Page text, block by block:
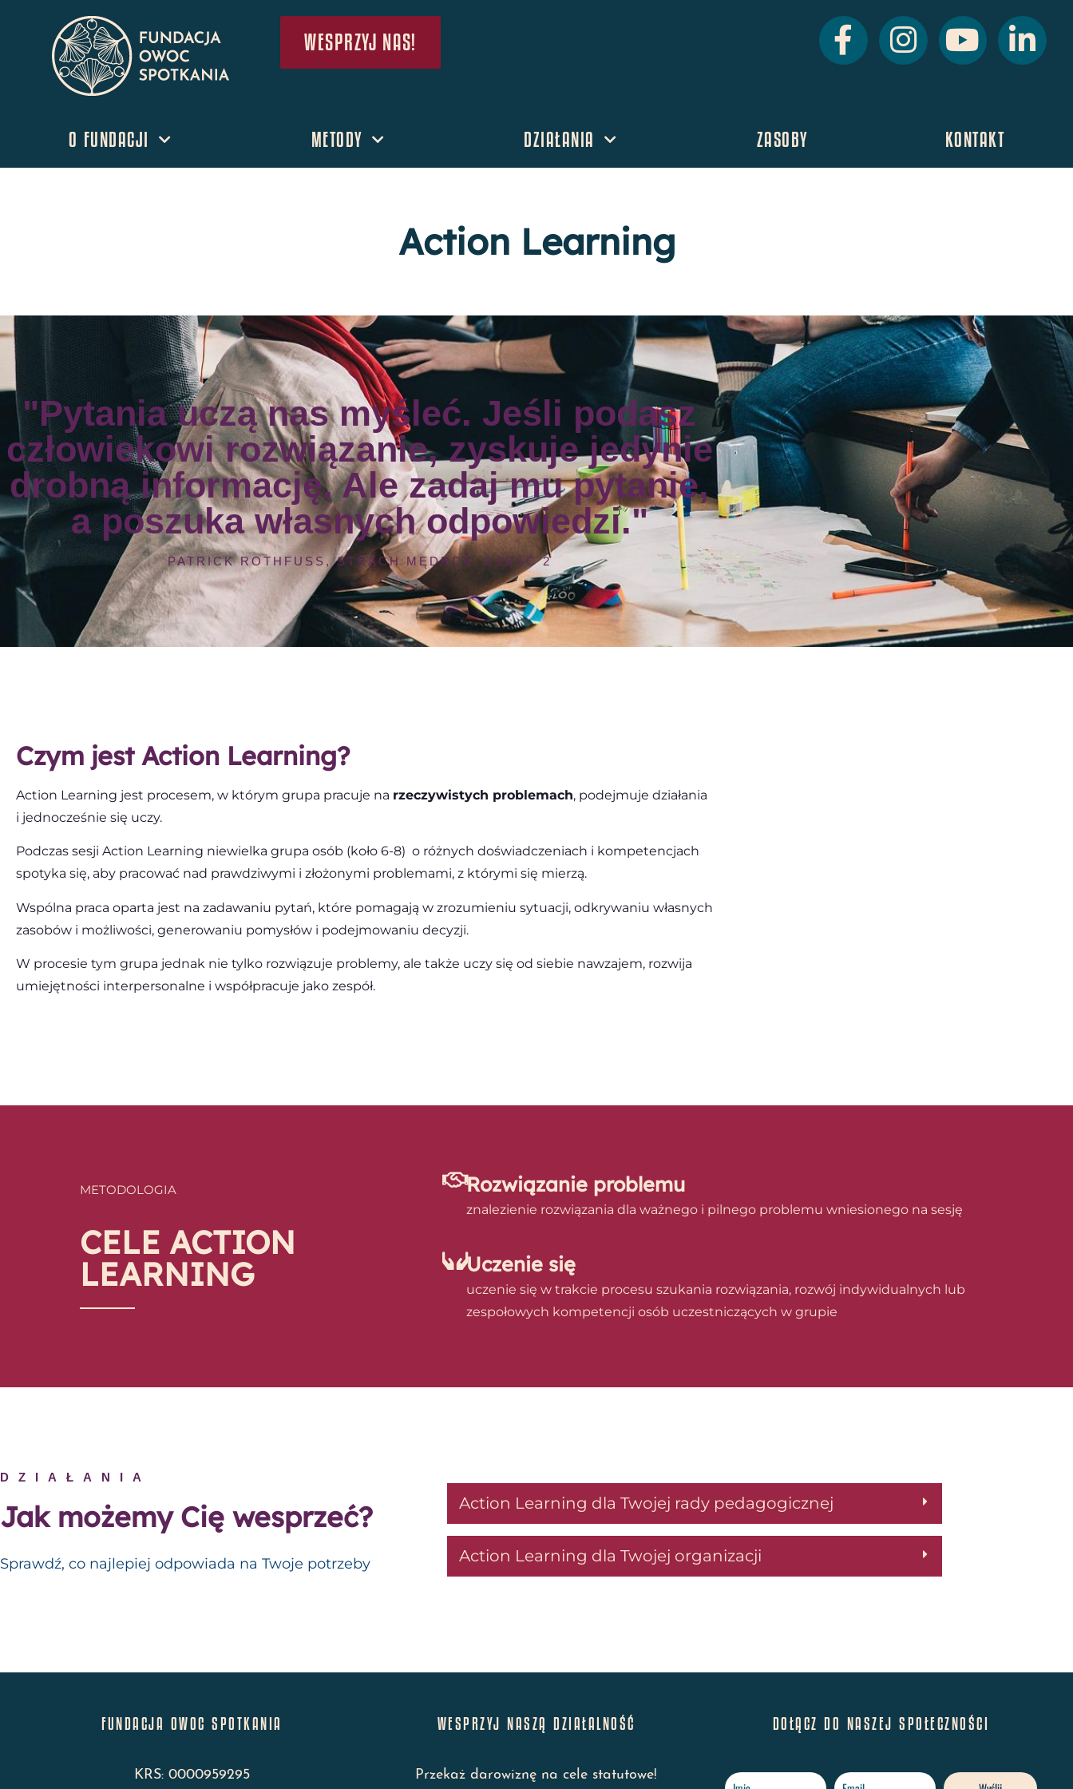
WESPRZYJ NAS!
O FUNDACJI METODY DZIAŁANIA ZASOBY KONTAKT
Action Learning
"Pytania uczą nas myśleć. Jeśli podasz
człowiekowi rozwiązanie, zyskuje jedynie
drobną informację. Ale zadaj mu pytanie,
a poszuka własnych odpowiedzi."
PATRICK ROTHFUSS, STRACH MĘDRCA. CZĘŚĆ 2
Czym jest Action Learning?
Action Learning jest procesem, w którym grupa pracuje na rzeczywistych problemach, podejmuje działania
i jednocześnie się uczy.
Podczas sesji Action Learning niewielka grupa osób (koło 6-8) o różnych doświadczeniach i kompetencjach
spotyka się, aby pracować nad prawdziwymi i złożonymi problemami, z którymi się mierzą.
Wspólna praca oparta jest na zadawaniu pytań, które pomagają w zrozumieniu sytuacji, odkrywaniu własnych
zasobów i możliwości, generowaniu pomysłów i podejmowaniu decyzji.
W procesie tym grupa jednak nie tylko rozwiązuje problemy, ale także uczy się od siebie nawzajem, rozwija
umiejętności interpersonalne i współpracuje jako zespół.
METODOLOGIA
CELE ACTION
LEARNING
Rozwiązanie problemu
znalezienie rozwiązania dla ważnego i pilnego problemu wniesionego na sesję
Uczenie się
uczenie się w trakcie procesu szukania rozwiązania, rozwój indywidualnych lub
zespołowych kompetencji osób uczestniczących w grupie
DZIAŁANIA
Jak możemy Cię wesprzeć?
Sprawdź, co najlepiej odpowiada na Twoje potrzeby
Action Learning dla Twojej rady pedagogicznej
Action Learning dla Twojej organizacji
FUNDACJA OWOC SPOTKANIA
KRS: 0000959295
WESPRZYJ NASZĄ DZIAŁALNOŚĆ
Przekaż darowiznę na cele statutowe!
DOŁĄCZ DO NASZEJ SPOŁECZNOŚCI